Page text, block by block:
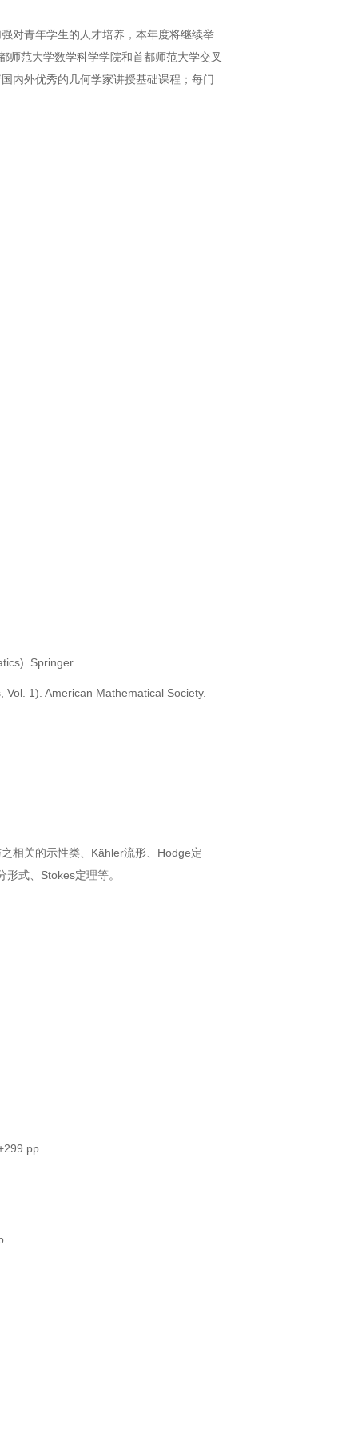
对青年学生的人才培养，本年度将继续举
师范大学数学科学学院和首都师范大学交叉
内外优秀的几何学家讲授基础课程；每门
Springer.
1). American Mathematical Society.
相关的示性类、 Kähler流形、 Hodge定
式、 Stokes定理等。
pp.